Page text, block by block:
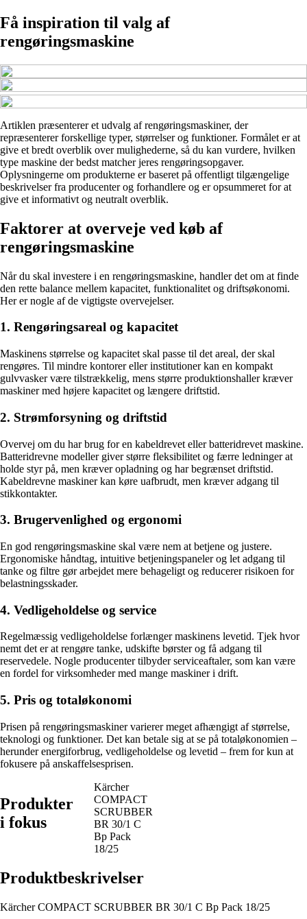
Få inspiration til valg af
rengøringsmaskine
Artiklen præsenterer et udvalg af rengøringsmaskiner, der
repræsenterer forskellige typer, størrelser og funktioner. Formålet er at
give et bredt overblik over mulighederne, så du kan vurdere, hvilken
type maskine der bedst matcher jeres rengøringsopgaver.
Oplysningerne om produkterne er baseret på offentligt tilgængelige
beskrivelser fra producenter og forhandlere og er opsummeret for at
give et informativt og neutralt overblik.
Faktorer at overveje ved køb af
rengøringsmaskine
Når du skal investere i en rengøringsmaskine, handler det om at finde
den rette balance mellem kapacitet, funktionalitet og driftsøkonomi.
Her er nogle af de vigtigste overvejelser.
1. Rengøringsareal og kapacitet
Maskinens størrelse og kapacitet skal passe til det areal, der skal
rengøres. Til mindre kontorer eller institutioner kan en kompakt
gulvvasker være tilstrækkelig, mens større produktionshaller kræver
maskiner med højere kapacitet og længere driftstid.
2. Strømforsyning og driftstid
Overvej om du har brug for en kabeldrevet eller batteridrevet maskine.
Batteridrevne modeller giver større fleksibilitet og færre ledninger at
holde styr på, men kræver opladning og har begrænset driftstid.
Kabeldrevne maskiner kan køre uafbrudt, men kræver adgang til
stikkontakter.
3. Brugervenlighed og ergonomi
En god rengøringsmaskine skal være nem at betjene og justere.
Ergonomiske håndtag, intuitive betjeningspaneler og let adgang til
tanke og filtre gør arbejdet mere behageligt og reducerer risikoen for
belastningsskader.
4. Vedligeholdelse og service
Regelmæssig vedligeholdelse forlænger maskinens levetid. Tjek hvor
nemt det er at rengøre tanke, udskifte børster og få adgang til
reservedele. Nogle producenter tilbyder serviceaftaler, som kan være
en fordel for virksomheder med mange maskiner i drift.
5. Pris og totaløkonomi
Prisen på rengøringsmaskiner varierer meget afhængigt af størrelse,
teknologi og funktioner. Det kan betale sig at se på totaløkonomien –
herunder energiforbrug, vedligeholdelse og levetid – frem for kun at
fokusere på anskaffelsesprisen.
Produkter
i fokus
Kärcher
COMPACT
SCRUBBER
BR 30/1 C
Bp Pack
18/25
Produktbeskrivelser
Kärcher COMPACT SCRUBBER BR 30/1 C Bp Pack 18/25